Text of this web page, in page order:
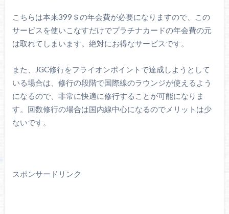
こちらは本来399＄の年会費が必要になりますので、この
サービスを使いこなすだけでプラチナカードの年会費の元
は取れてしまいます。絶対にお得なサービスです。
また、JGC修行をフライオンポイントで達成しようとして
いる場合は、修行の段階で国際線のラウンジが使えるよう
になるので、非常に快適に修行することが可能になりま
す。回数修行の場合は国内線中心になるのでメリットは少
ないです。
スポンサードリンク